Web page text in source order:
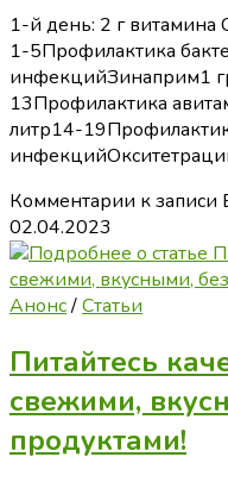
1-й день: 2 г витамина
1-5Профилактика
инфекцийЗинаприм1
13Профилактика
литр14-
Комментарии к записи
02.04.2023
Анонс/Статьи
Питайтесь
свежими,
продуктами!